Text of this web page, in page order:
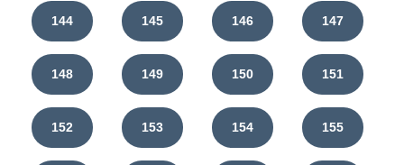
144 145 146 147
148 149 150 151
152 153 154 155